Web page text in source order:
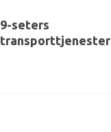
9-seters
transporttjenester